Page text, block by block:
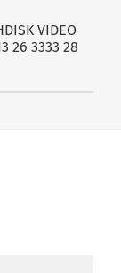
VIDEO
26 3333 28